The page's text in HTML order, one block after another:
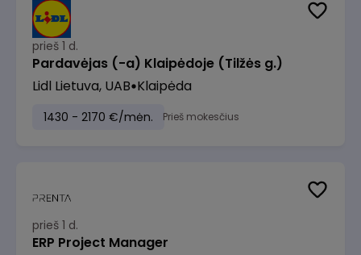
prieš 1 d.
Pardavėjas (-a) Klaipėdoje (Tilžės g.)
Lidl Lietuva, UAB Klaipėda
1430 - 2170 €/mėn. Prieš mokesčius
prieš 1 d.
ERP Project Manager